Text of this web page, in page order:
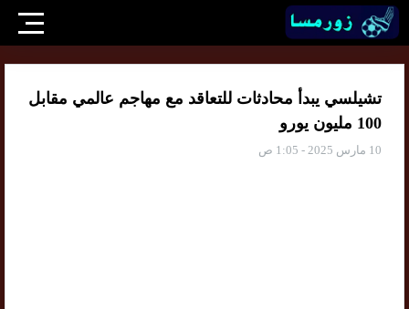
تشيلسي يبدأ محادثات للتعاقد مع مهاجم عالمي مقابل
100 مليون يورو
10 مارس 2025 - 1:05 ص